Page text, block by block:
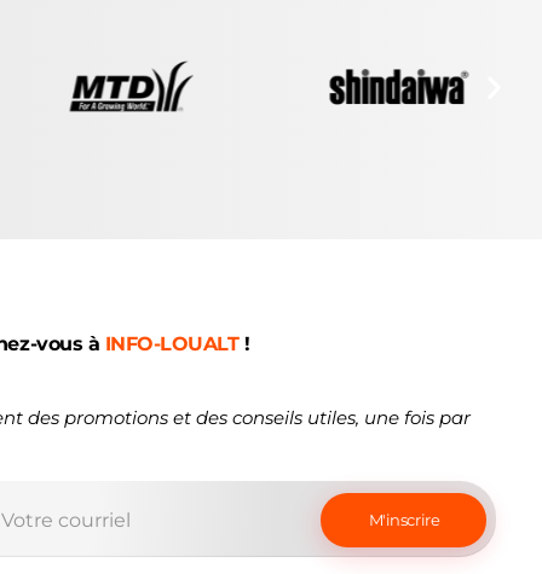
vous à INFO-LOUALT !
des promotions et des conseils utiles, une fois par